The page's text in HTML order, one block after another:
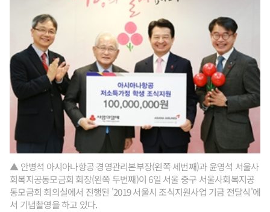
▲ 안병석 아시아나항공 경영관리본부장(왼쪽 세번째)과 윤영석 서울사
회복지공동모금회 회장(왼쪽 두번째)이 6일 서울 중구 서울사회복지공
동모금회 회의실에서 진행된 '2019 서울시 조식지원사업 기금 전달식'에
서 기념촬영을 하고 있다.